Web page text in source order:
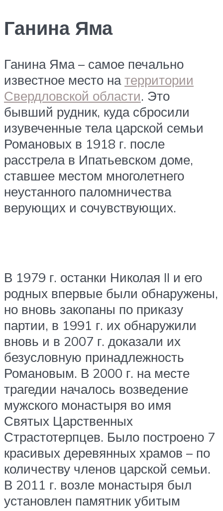
Ганина Яма
Ганина Яма – самое печально
известное место натерритории
Свердловской области. Это
бывший рудник, куда сбросили
изувеченные тела царской семьи
Романовых в 1918 г. после
расстрела в Ипатьевском доме,
ставшее местом многолетнего
неустанного паломничества
верующих и сочувствующих.
В 1979 г. останки Николая II и его
родных впервые были обнаружены,
но вновь закопаны по приказу
партии, в 1991 г. их обнаружили
вновь и в 2007 г. доказали их
безусловную принадлежность
Романовым. В 2000 г. на месте
трагедии началось возведение
мужского монастыря во имя
Святых Царственных
Страстотерпцев. Было построено 7
красивых деревянных храмов – по
количеству членов царской семьи.
В 2011 г. возле монастыря был
установлен памятник убитым